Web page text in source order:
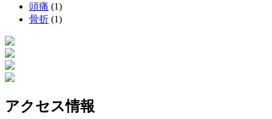
頭痛 (1)
骨折 (1)
アクセス情報